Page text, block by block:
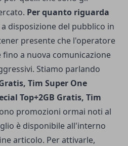
Per quanto riguarda
a disposizione del pubblico in
presente che l'operatore
a nuova comunicazione
Stiamo parlando
Tim Super One
Top+2GB Gratis, Tim
promozioni ormai noti al
è disponibile all'interno
articolo. Per attivarle,